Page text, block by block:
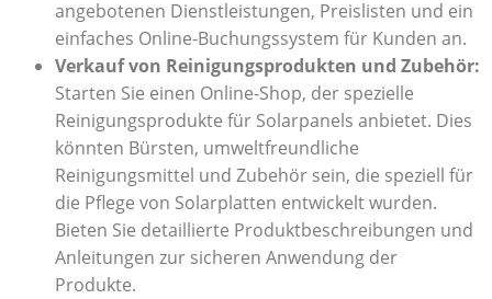
angebotenen Dienstleistungen, Preislisten und ein
einfaches Online-Buchungssystem für Kunden an.
Verkauf von Reinigungsprodukten und Zubehör:
Starten Sie einen Online-Shop, der spezielle
Reinigungsprodukte für Solarpanels anbietet. Dies
könnten Bürsten, umweltfreundliche
Reinigungsmittel und Zubehör sein, die speziell für
die Pflege von Solarplatten entwickelt wurden.
Bieten Sie detaillierte Produktbeschreibungen und
Anleitungen zur sicheren Anwendung der
Produkte.